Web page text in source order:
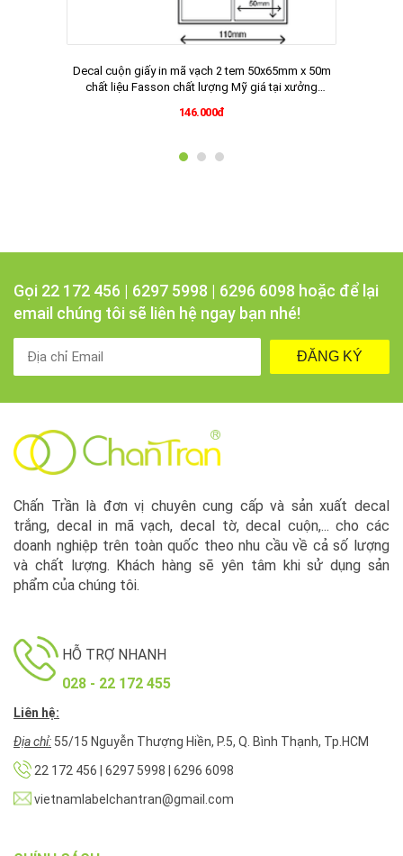
Decal cuộn giấy in mã vạch 2 tem 50x65mm x 50m
chất liệu Fasson chất lượng Mỹ giá tại xưởng
146.000đ
Gọi 22 172 456 | 6297 5998 | 6296 6098 hoặc để lại
email chúng tôi sẽ liên hệ ngay bạn nhé!
ĐĂNG KÝ
Chấn Trần là đơn vị chuyên cung cấp và sản xuất decal
trắng, decal in mã vạch, decal tờ, decal cuộn,... cho các
doanh nghiệp trên toàn quốc theo nhu cầu về cả số lượng
và chất lượng. Khách hàng sẽ yên tâm khi sử dụng sản
phẩm của chúng tôi.
HỖ TRỢ NHANH
028 - 22 172 455
Liên hệ:
Địa chỉ: 55/15 Nguyễn Thượng Hiền, P.5, Q. Bình Thạnh, Tp.HCM
22 172 456 | 6297 5998 | 6296 6098
vietnamlabelchantran@gmail.com